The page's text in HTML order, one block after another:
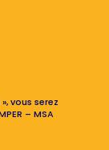
vous serez
– MSA